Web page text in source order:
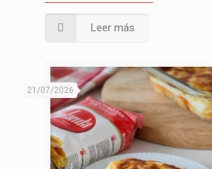
Leer más
21/07/2026